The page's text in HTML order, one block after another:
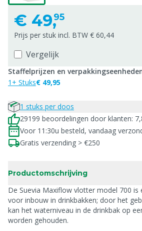
€ 49,95
Prijs per stuk incl. BTW € 60,44
Vergelijk
Staffelprijzen en
1+ Stuks€ 49,95
1 stuks per doos
29199 beoordelingen door klanten:
Voor 11:30u besteld, vandaag
Gratis verzending > €250
Productomschrijving
De Suevia Maxiflow vlotter model 700
voor inbouw in drinkbakken; door het
kan het waterniveau in de drinkbak op
worden gehouden.